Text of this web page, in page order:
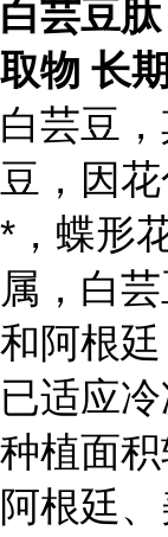
白芸豆
取物 长
白芸豆
豆，因
*，蝶形
属，白
和阿根
已适应
种植面
阿根廷